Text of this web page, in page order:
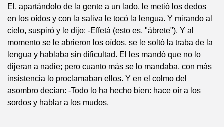
El, apartándolo de la gente a un lado, le metió los dedos
en los oídos y con la saliva le tocó la lengua. Y mirando al
cielo, suspiró y le dijo: -Effetá (esto es, "ábrete"). Y al
momento se le abrieron los oídos, se le soltó la traba de la
lengua y hablaba sin dificultad. El les mandó que no lo
dijeran a nadie; pero cuanto más se lo mandaba, con más
insistencia lo proclamaban ellos. Y en el colmo del
asombro decían: -Todo lo ha hecho bien: hace oír a los
sordos y hablar a los mudos.